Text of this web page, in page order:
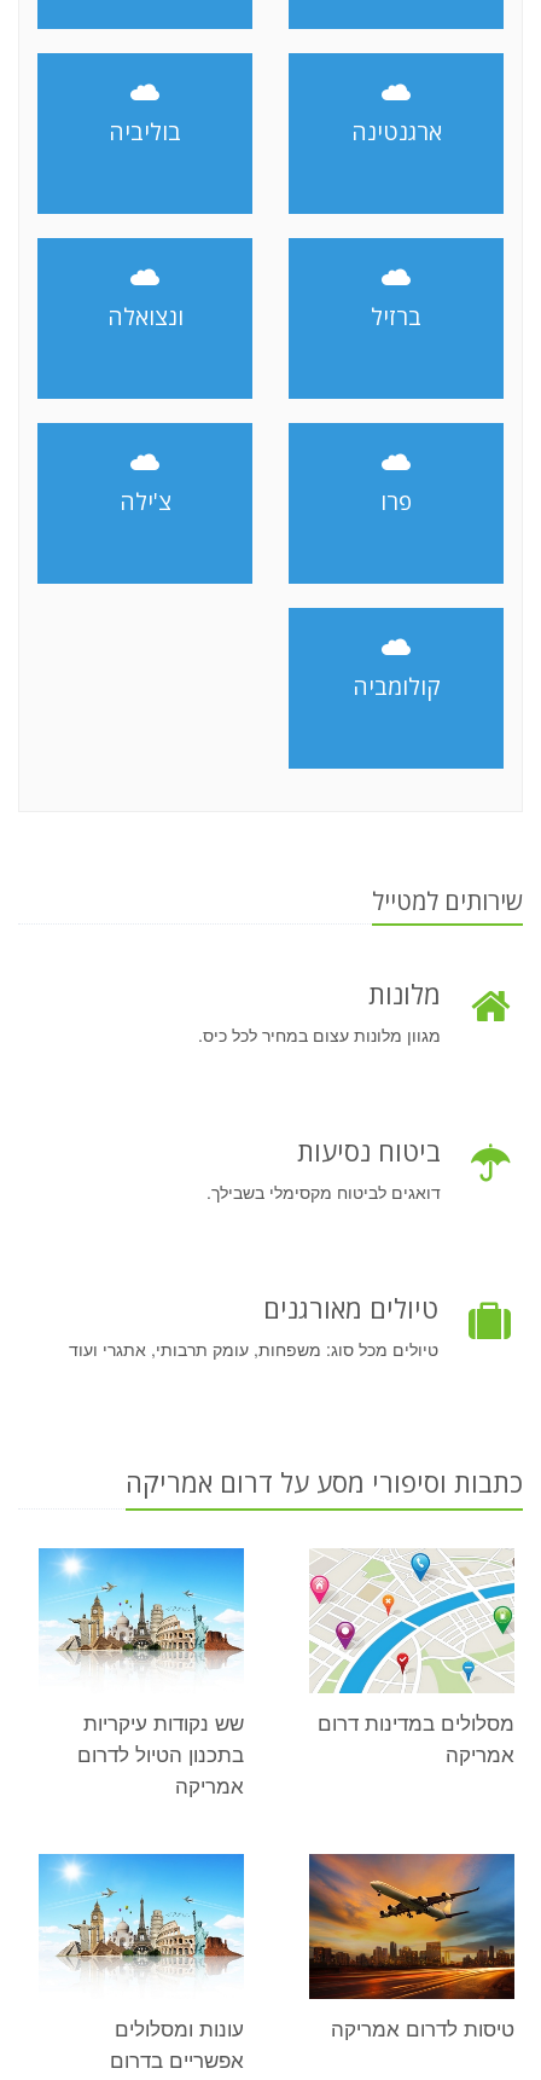
ארגנטינה בוליביה
ברזיל ונצואלה
פרו צ'ילה
קולומביה
שירותים למטייל
מלונות
מגוון מלונות עצום במחיר לכל כיס.
ביטוח נסיעות
דואגים לביטוח מקסימלי בשבילך.
טיולים מאורגנים
טיולים מכל סוג: משפחות, עומק תרבותי, אתגרי ועוד
כתבות וסיפורי מסע על דרום אמריקה
מסלולים במדינות דרום
אמריקה
שש נקודות עיקריות
בתכנון הטיול לדרום
אמריקה
טיסות לדרום אמריקה
עונות ומסלולים
אפשריים בדרום